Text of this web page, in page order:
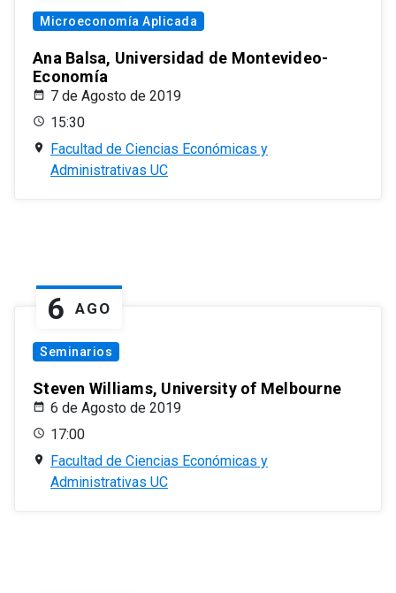
Microeconomía Aplicada
Ana Balsa, Universidad de Montevideo-
Economía
7 de Agosto de 2019
15:30
Facultad de Ciencias Económicas y
Administrativas UC
6 AGO
Seminarios
Steven Williams, University of Melbourne
6 de Agosto de 2019
17:00
Facultad de Ciencias Económicas y
Administrativas UC